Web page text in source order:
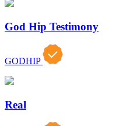
God Hip Testimony
GODHIP
Real